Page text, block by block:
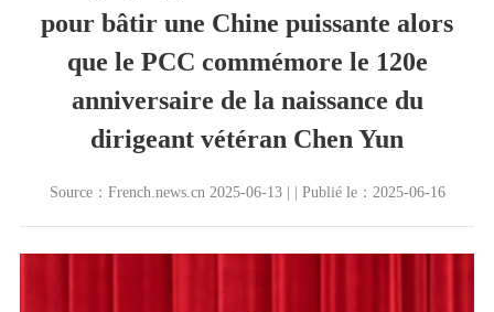
pour bâtir une Chine puissante alors
que le PCC commémore le 120e
anniversaire de la naissance du
dirigeant vétéran Chen Yun
Source：French.news.cn 2025-06-13 | | Publié le：2025-06-16